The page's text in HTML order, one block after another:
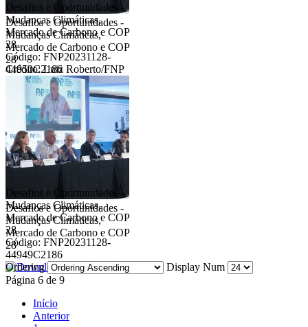
Desafios e Oportunidades -
Mudanças Climáticas,
Mercado de Carbono e COP
28
Desafios e Oportunidades -
Mudanças Climáticas,
Mercado de Carbono e COP
28
Código: FNP20231128-
44950C2186
Crédito: Luiz Roberto/FNP
Desafios e Oportunidades -
Mudanças Climáticas,
Mercado de Carbono e COP
28
Desafios e Oportunidades -
Mudanças Climáticas,
Mercado de Carbono e COP
28
Código: FNP20231128-
44949C2186
Ordering
Display Num
Página 6 de 9
Início
Anterior